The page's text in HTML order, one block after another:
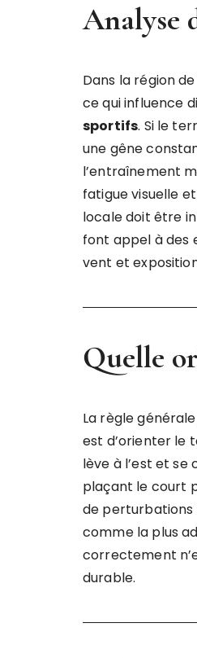
Analyse
Dans la région
ce qui influence
sportifs. Si le
une gêne
l’entraînement
fatigue visuelle
locale doit être
font appel à des
vent et
Quelle
La règle
est d’orienter le
lève à l’est et se
plaçant le court
de perturbations
comme la plus
correctement
durable.